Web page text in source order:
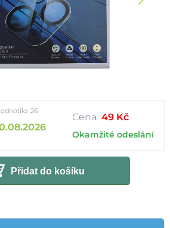
26
Cena 49 Kč
Okamžité odeslání
Přidat do košíku